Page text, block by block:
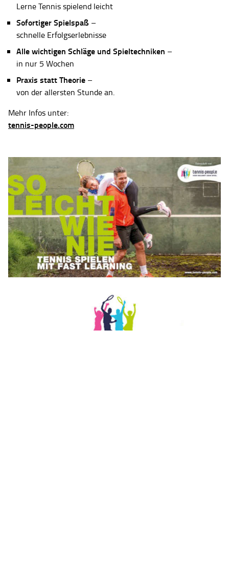
Lerne Tennis spielend leicht
Sofortiger Spielspaß –
schnelle Erfolgserlebnisse
Alle wichtigen Schläge und Spieltechniken –
in nur 5 Wochen
Praxis statt Theorie –
von der allersten Stunde an.
Mehr Infos unter:
tennis-people.com